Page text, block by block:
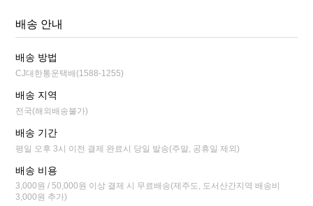
배송 안내
배송 방법
CJ대한통운택배(1588-1255)
배송 지역
전국(해외배송불가)
배송 기간
평일 오후 3시 이전 결제 완료시 당일 발송(주말, 공휴일 제외)
배송 비용
3,000원 / 50,000원 이상 결제 시 무료배송(제주도, 도서산간지역 배송비
3,000원 추가)